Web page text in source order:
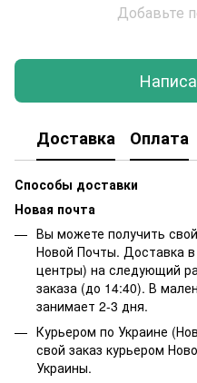
Добавьте
Доставка Оплата
Способы доставки
Новая почта
Вы можете получить
Новой Почты. Доставка
центры) на следующий
заказа (до 14:40). В
занимает 2-3 дня.
Курьером по Украине
свой заказ курьером
Украины.